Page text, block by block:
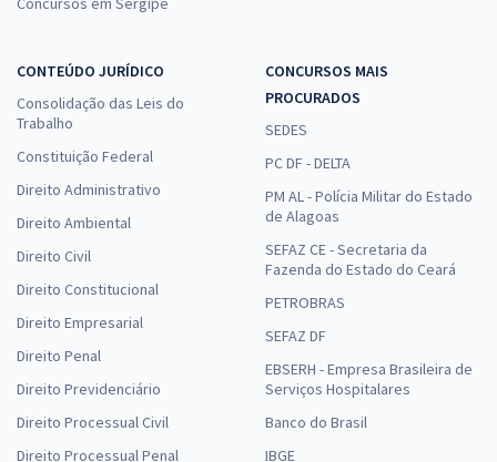
CONTEÚDO JURÍDICO
Consolidação das Leis do
Trabalho
Constituição Federal
Direito Administrativo
Direito Ambiental
Direito Civil
Direito Constitucional
Direito Empresarial
Direito Penal
Direito Previdenciário
Direito Processual Civil
Direito Processual Penal
CONCURSOS MAIS
PROCURADOS
SEDES
PC DF - DELTA
PM AL - Polícia Militar do Estado
de Alagoas
SEFAZ CE - Secretaria da
Fazenda do Estado do Ceará
PETROBRAS
SEFAZ DF
EBSERH - Empresa Brasileira de
Serviços Hospitalares
Banco do Brasil
IBGE